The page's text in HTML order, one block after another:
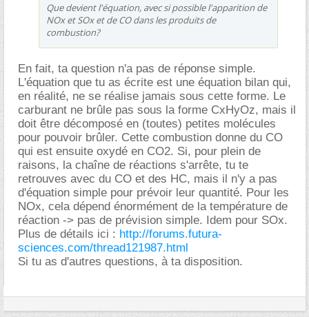
Que devient l'équation, avec si possible l'apparition de
NOx et SOx et de CO dans les produits de
combustion?
En fait, ta question n'a pas de réponse simple.
L'équation que tu as écrite est une équation bilan qui,
en réalité, ne se réalise jamais sous cette forme. Le
carburant ne brûle pas sous la forme CxHyOz, mais il
doit être décomposé en (toutes) petites molécules
pour pouvoir brûler. Cette combustion donne du CO
qui est ensuite oxydé en CO2. Si, pour plein de
raisons, la chaîne de réactions s'arrête, tu te
retrouves avec du CO et des HC, mais il n'y a pas
d'équation simple pour prévoir leur quantité. Pour les
NOx, cela dépend énormément de la température de
réaction -> pas de prévision simple. Idem pour SOx.
Plus de détails ici : http://forums.futura-
sciences.com/thread121987.html
Si tu as d'autres questions, à ta disposition.